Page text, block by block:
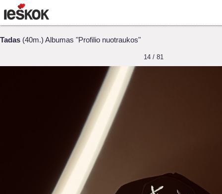
Tadas (40m.) Albumas "Profilio nuotraukos"
14 / 81